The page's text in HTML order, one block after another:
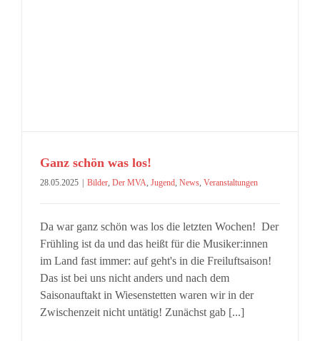
Ganz schön was los!
28.05.2025 Bilder, Der MVA, Jugend, News, Veranstaltungen
Da war ganz schön was los die letzten Wochen! Der
Frühling ist da und das heißt für die Musiker:innen
im Land fast immer: auf geht's in die Freiluftsaison!
Das ist bei uns nicht anders und nach dem
Saisonauftakt in Wiesenstetten waren wir in der
Zwischenzeit nicht untätig! Zunächst gab [...]